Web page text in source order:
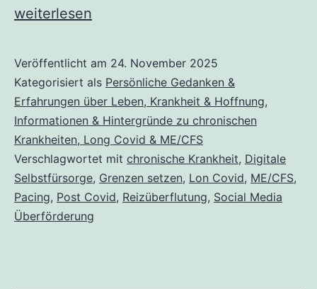
Wenn
Media
zur
Belastung
wird:
Reizüberflutung
bei
Long
weiterlesen
Veröffentlicht am 24. November 2025
Kategorisiert als Persönliche Gedanken &
Erfahrungen über Leben, Krankheit & Hoffnung,
Informationen & Hintergründe zu chronischen
Krankheiten, Long Covid & ME/CFS
Verschlagwortet mit chronische Krankheit, Digitale
Selbstfürsorge, Grenzen setzen, Lon Covid, ME/CFS,
Pacing, Post Covid, Reizüberflutung, Social Media
Überförderung